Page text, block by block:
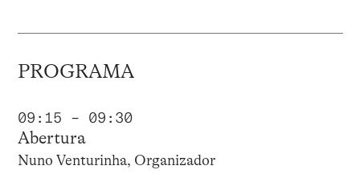
PROGRAMA
09:15 – 09:30
Abertura
Nuno Venturinha, Organizador